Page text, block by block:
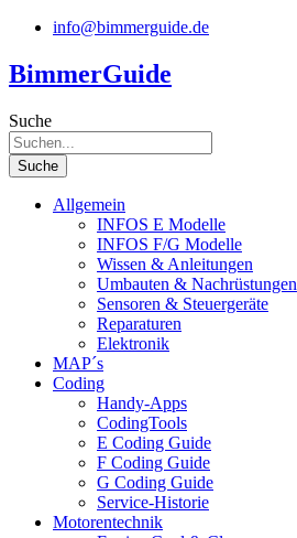
Zum
springen
info@bimmerguide.de
BimmerGuide
Suche
Suche
Allgemein
INFOS E Modelle
INFOS F/G Modelle
Wissen & Anleitungen
Umbauten & Nachrüstungen
Sensoren & Steuergeräte
Reparaturen
Elektronik
MAP´s
Coding
Handy-Apps
CodingTools
E Coding Guide
F Coding Guide
G Coding Guide
Service-Historie
Motorentechnik